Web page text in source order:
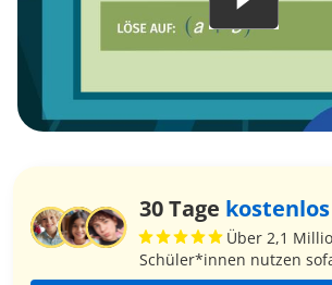
30 Tage kostenlos
Über 2,1
Schüler*innen nutzen